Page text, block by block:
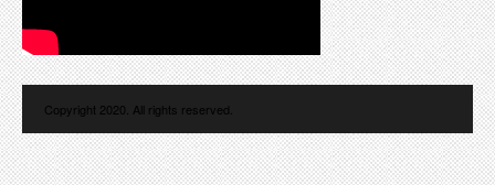
Copyright 2020. All rights reserved.